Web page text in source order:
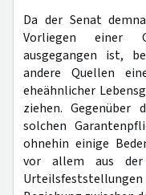
Da der Senat
Vorliegen einer
ausgegangen ist,
andere Quellen
eheähnlicher
ziehen. Gegenüber
solchen
ohnehin einige
vor allem aus der